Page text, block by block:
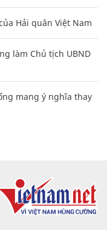
Hải quân Việt Nam
làm Chủ tịch UBND
mang ý nghĩa thay